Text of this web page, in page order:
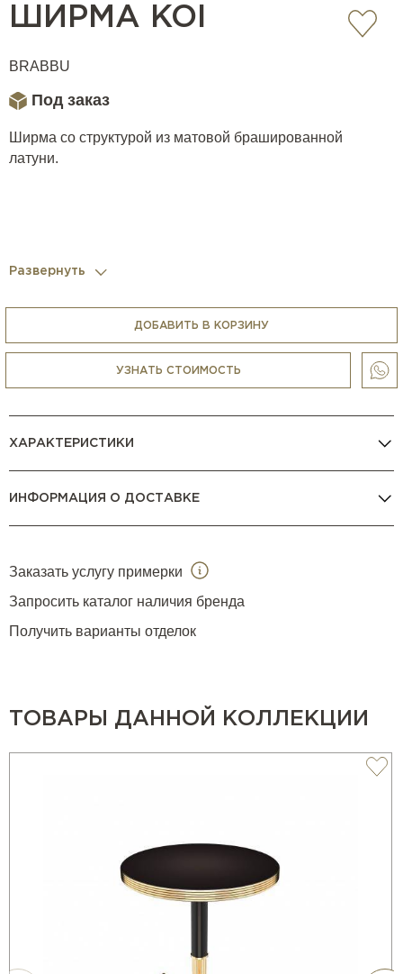
ШИРМА KOI
BRABBU
Под заказ
Ширма со структурой из матовой брашированной
латуни.
Развернуть
ДОБАВИТЬ В КОРЗИНУ
УЗНАТЬ СТОИМОСТЬ
ХАРАКТЕРИСТИКИ
ИНФОРМАЦИЯ О ДОСТАВКЕ
Заказать услугу примерки
Запросить каталог наличия бренда
Получить варианты отделок
ТОВАРЫ ДАННОЙ КОЛЛЕКЦИИ